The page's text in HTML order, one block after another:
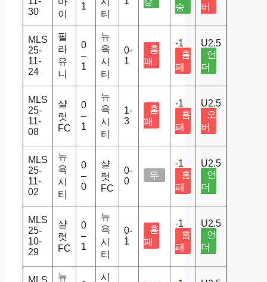
30
이
1
티
승
버
MLS
25-
11-
24
필
라
유
니
0
–
1
뉴
욕
시
티
0-
1
홈
패
-1
홈
패
U2.5
언
더
MLS
25-
11-
08
샬
럿
FC
0
–
1
뉴
욕
시
티
1-
3
홈
패
-1
홈
패
U2.5
오
버
MLS
25-
11-
02
뉴
욕
시
티
0
–
0
샬
럿
FC
0-
0
무
-1
홈
패
U2.5
언
더
MLS
25-
10-
29
샬
럿
FC
0
–
1
뉴
욕
시
티
0-
1
홈
패
-1
홈
패
U2.5
언
더
MLS
뉴
시